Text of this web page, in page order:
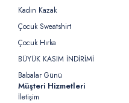
Kadın Kazak
Çocuk Sweatshirt
Çocuk Hırka
BÜYÜK KASIM İNDİRİMİ
Babalar Günü
Müşteri Hizmetleri
İletişim